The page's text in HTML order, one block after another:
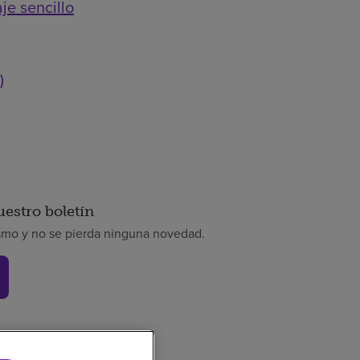
sencillo
boletín
y no se pierda ninguna novedad.